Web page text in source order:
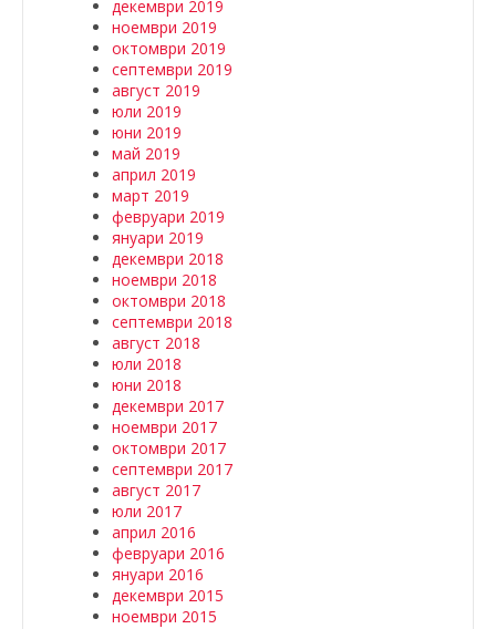
декември 2019
ноември 2019
октомври 2019
септември 2019
август 2019
юли 2019
юни 2019
май 2019
април 2019
март 2019
февруари 2019
януари 2019
декември 2018
ноември 2018
октомври 2018
септември 2018
август 2018
юли 2018
юни 2018
декември 2017
ноември 2017
октомври 2017
септември 2017
август 2017
юли 2017
април 2016
февруари 2016
януари 2016
декември 2015
ноември 2015